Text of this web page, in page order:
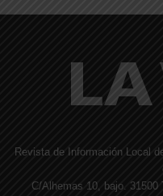
Revista de Información Local
C/Alhemas 10, bajo. 31500